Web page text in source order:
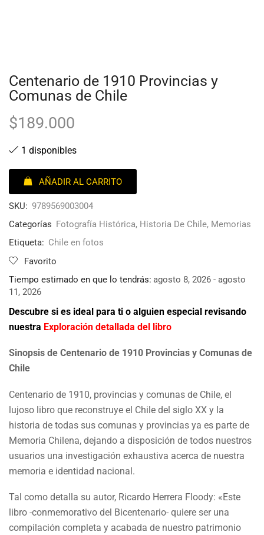
Centenario de 1910 Provincias y
Comunas de Chile
$189.000
1 disponibles
AÑADIR AL CARRITO
SKU: 9789569003004
Categorías Fotografía Histórica, Historia De Chile, Memorias
Etiqueta: Chile en fotos
Favorito
Tiempo estimado en que lo tendrás: agosto 8, 2026 - agosto
11, 2026
Descubre si es ideal para ti o alguien especial revisando
nuestra Exploración detallada del libro
Sinopsis de Centenario de 1910 Provincias y Comunas de
Chile
Centenario de 1910, provincias y comunas de Chile, el
lujoso libro que reconstruye el Chile del siglo XX y la
historia de todas sus comunas y provincias ya es parte de
Memoria Chilena, dejando a disposición de todos nuestros
usuarios una investigación exhaustiva acerca de nuestra
memoria e identidad nacional.
Tal como detalla su autor, Ricardo Herrera Floody: «Este
libro -conmemorativo del Bicentenario- quiere ser una
compilación completa y acabada de nuestro patrimonio